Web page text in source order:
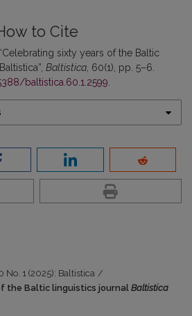
to Cite
sixty years of the Baltic
Baltistica, 60(1), pp. 5–6.
baltistica.60.1.2599.
No. 1 (2025): Baltistica /
the Baltic linguistics journal Baltistica